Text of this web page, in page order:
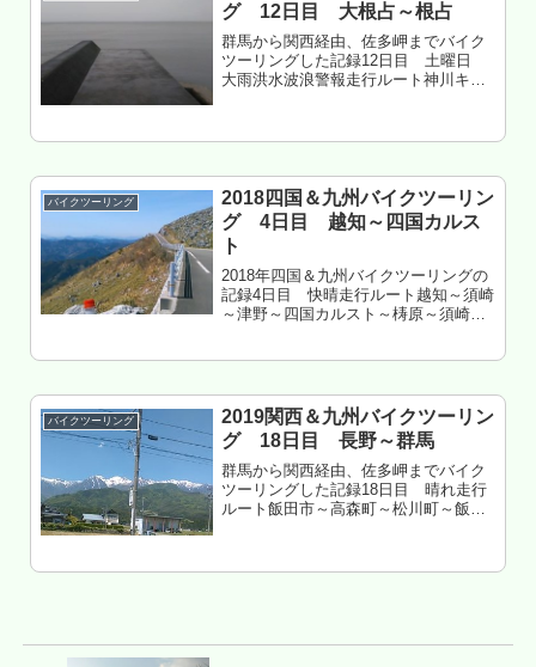
グ 12日目 大根占～根占
群馬から関西経由、佐多岬までバイク
ツーリングした記録12日目 土曜日
大雨洪水波浪警報走行ルート神川キャ
バイクツーリング
2018四国＆九州バイクツーリン
グ 4日目 越知～四国カルス
ト
2018年四国＆九州バイクツーリングの
記録4日目 快晴走行ルート越知～須崎
～津野～四国カルスト～梼原～須崎～
バイクツーリング
2019関西＆九州バイクツーリン
グ 18日目 長野～群馬
群馬から関西経由、佐多岬までバイク
ツーリングした記録18日目 晴れ走行
ルート飯田市～高森町～松川町～飯島